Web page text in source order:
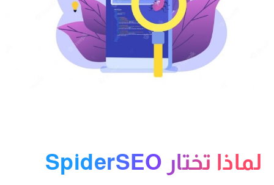
لماذا تختار SpiderSEO